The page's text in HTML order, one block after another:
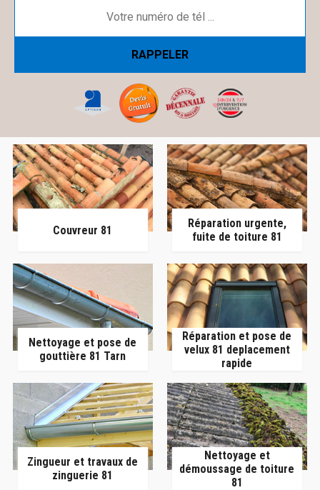
Couvreur 81
Réparation urgente,
fuite de toiture 81
Nettoyage et pose de
gouttière 81 Tarn
Réparation et pose de
velux 81 deplacement
rapide
Zingueur et travaux de
zinguerie 81
Nettoyage et
démoussage de toiture
81